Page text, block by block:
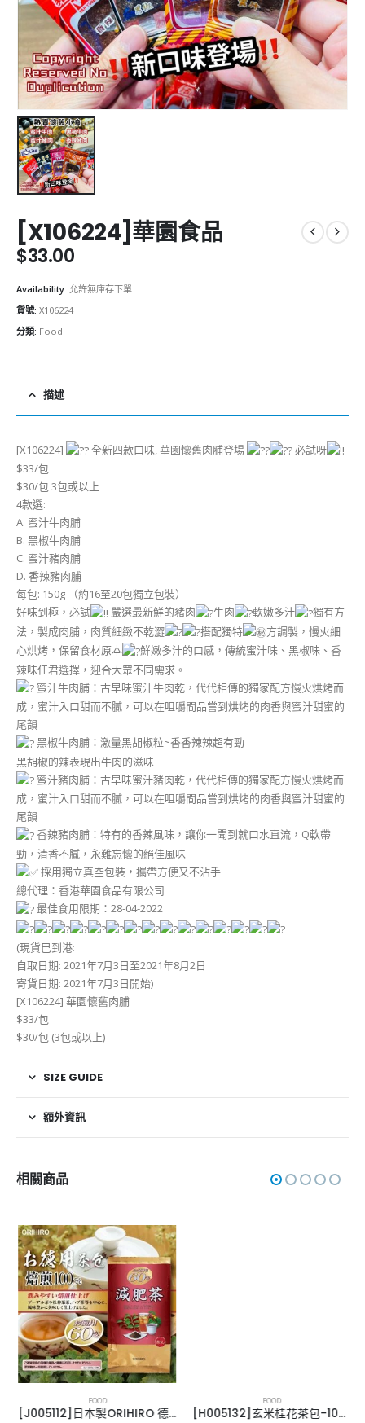
[X106224]華園食品
$33.00
Availability: 允許無庫存下單
貨號: X106224
分類: Food
描述
[X106224] 全新四款口味, 華園懷舊肉脯登場
必試呀
$33/包
$30/包 3包或以上
4款選:
A. 蜜汁牛肉脯
B. 黑椒牛肉脯
C. 蜜汁豬肉脯
D. 香辣豬肉脯
每包: 150g （約16至20包獨立包裝）
好味到極，必試
嚴選最新鮮的豬肉 牛肉 軟嫩多汁
獨有方
法，製成肉脯，肉質細緻不乾澀
搭配獨特
方調製，慢火細
心烘烤，保留食材原本
鮮嫩多汁的口感，傳統蜜汁味、黑椒味、香
辣味任君選擇，迎合大眾不同需求。
蜜汁牛肉脯：古早味蜜汁牛肉乾，代代相傳的獨家配方慢火烘烤而
成，蜜汁入口甜而不膩，可以在咀嚼間品嘗到烘烤的肉香與蜜汁甜蜜的
尾韻
黑椒牛肉脯：激量黑胡椒粒~香香辣辣超有勁
黑胡椒的辣表現出牛肉的滋味
蜜汁豬肉脯：古早味蜜汁豬肉乾，代代相傳的獨家配方慢火烘烤而
成，蜜汁入口甜而不膩，可以在咀嚼間品嘗到烘烤的肉香與蜜汁甜蜜的
尾韻
香辣豬肉脯：特有的香辣風味，讓你一聞到就口水直流，Q軟帶
勁，清香不膩，永難忘懷的絕佳風味
採用獨立真空包裝，攜帶方便又不沾手
總代理：香港華園食品有限公司
最佳食用限期：28-04-2022
(現貨巳到港:
自取日期: 2021年7月3日至2021年8月2日
寄貨日期: 2021年7月3日開始)
[X106224] 華園懷舊肉脯
$33/包
$30/包 (3包或以上)
SIZE GUIDE
額外資訊
相關商品
FOOD
[J005112]日本製ORIHIRO 德用減肥茶(60包/袋)
FOOD
[H005132]玄米桂花茶包-10小包